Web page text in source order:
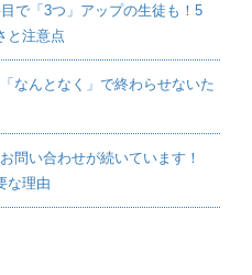
で「3つ」アップの生徒も！5
と注意点
なんとなく」で終わらせないた
問い合わせが続いています！
な理由